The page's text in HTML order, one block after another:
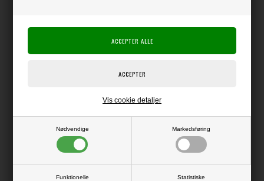
Nødvendige Markedsføring
Funktionelle Statistiske
Vis cookie detaljer
Producent:Simple Stories
LÆS OG BLIV INSPIRERET